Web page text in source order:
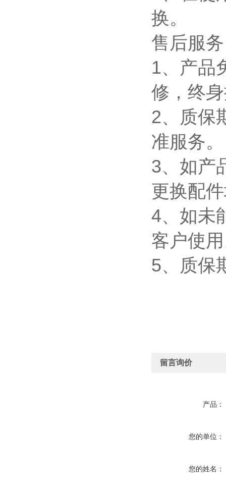
换。
售后服务
1、产品
修，终
2、质保
准
3、如产
更换配
4、如未
客户使
5、质保
留言询价
产品：
您的单位：
您的姓名：